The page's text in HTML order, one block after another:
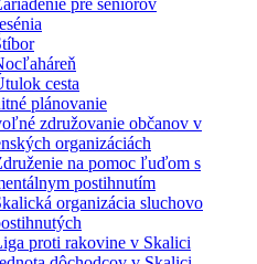
pre seniorov
cesta
plánovanie
združovanie občanov v
organizáciách
na pomoc ľuďom s
postihnutím
organizácia sluchovo
proti rakovine v Skalici